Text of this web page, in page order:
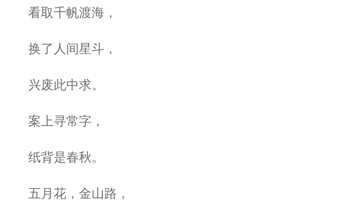
看取千帆渡海，
换了人间星斗，
兴废此中求。
案上寻常字，
纸背是春秋。
五月花，金山路，